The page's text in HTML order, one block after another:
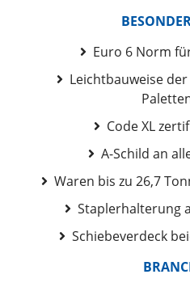
Euro 6 Norm
Leichtbauweise
Code XL
A-Schild an
Waren bis zu 26,7
Staplerhalterung
Schiebeverdeck